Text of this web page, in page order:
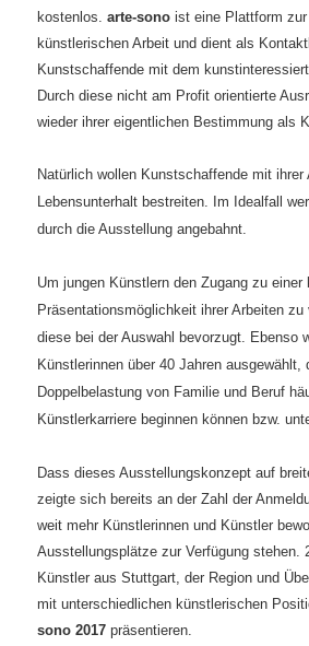
kostenlos.arte-sono ist eine Plattform
künstlerischen Arbeit und dient als
Kunstschaffende mit dem
Durch diese nicht am Profit orientierte
wieder ihrer eigentlichen Bestimmung als
Natürlich wollen Kunstschaffende mit ihrer
Lebensunterhalt bestreiten. Im Idealfall
durch die Ausstellung angebahnt.
Um jungen Künstlern den Zugang zu einer
Präsentationsmöglichkeit ihrer Arbeiten zu
diese bei der Auswahl bevorzugt. Ebenso
Künstlerinnen über 40 Jahren ausgewählt,
Doppelbelastung von Familie und Beruf
Künstlerkarriere beginnen können bzw.
Dass dieses Ausstellungskonzept auf
zeigte sich bereits an der Zahl der
weit mehr Künstlerinnen und Künstler
Ausstellungsplätze zur Verfügung stehen.
Künstler aus Stuttgart, der Region und
mit unterschiedlichen künstlerischen
sono 2017 präsentieren.